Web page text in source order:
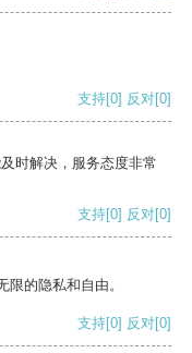
支持[0] 反对[0]
时解决，服务态度非常
支持[0] 反对[0]
的隐私和自由。
支持[0] 反对[0]